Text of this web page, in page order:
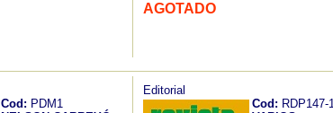
AGOTADO
Cod: PDM1
Editorial
Cod: RDP147-